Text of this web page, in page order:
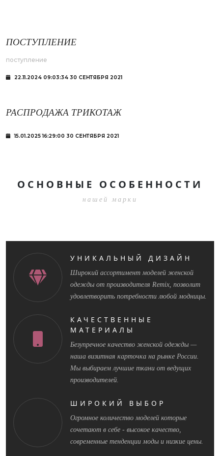
ПОСТУПЛЕНИЕ
поступление
22.11.2024 09:03:34 30 СЕНТЯБРЯ 2021
РАСПРОДАЖА ТРИКОТАЖ
15.01.2025 16:29:00 30 СЕНТЯБРЯ 2021
ОСНОВНЫЕ ОСОБЕННОСТИ
нашей марки
УНИКАЛЬНЫЙ ДИЗАЙН
Широкий ассортимент моделей женской
одежды от производителя Remix, позволит
удовлетворить потребности любой модницы.
КАЧЕСТВЕННЫЕ
МАТЕРИАЛЫ
Безупречное качество женской одежды —
наша визитная карточка на рынке России.
Мы выбираем лучшие ткани от ведущих
производителей.
ШИРОКИЙ ВЫБОР
Огромное количество моделей которые
сочетают в себе - высокое качество,
современные тенденции моды и низкие цены.